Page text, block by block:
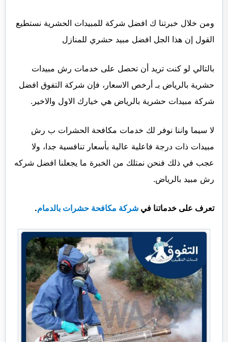
ومن خلال خبرتنا ك افضل شركة للمبيدات الحشرية نستطيع
القول إن هذا الجل افضل مبيد حشري للمنازل
بالتالي لو كنت تريد أن تحصل على خدمات رش مبيدات
حشرية بالرياض بـ أرخص الاسعار، فإن شركة التفوق افضل
شركة مبيدات حشرية بالرياض هي خيارك الاول والاخير.
لا سيما واننا نوفر لك خدمات مكافحة الحشرات ب رش
مبيدات ذات درجة فاعلية عالية بأسعار تنافسية جدا، ولا
عجب في ذلك فنحن نمتلك من الخبرة ما يجعلنا افضل شركه
رش مبيد بالرياض.
تعرف على خدماتنا في شركة مكافحة حشرات بالدمام.